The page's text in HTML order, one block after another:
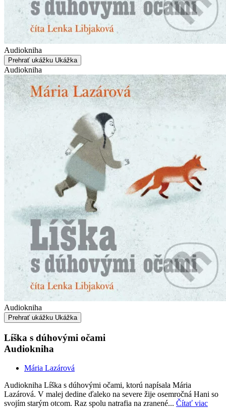
Audiokniha
Prehrať ukážku Ukážka
Audiokniha
Audiokniha
Prehrať ukážku Ukážka
Líška s dúhovými očami
Audiokniha
Mária Lazárová
Audiokniha Líška s dúhovými očami, ktorú napísala Mária
Lazárová. V malej dedine ďaleko na severe žije osemročná Hani so
svojím starým otcom. Raz spolu natrafia na zranené... Čítať viac